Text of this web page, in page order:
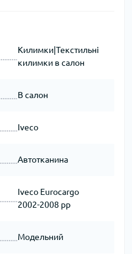
Килимки|Текстильні
килимки в салон
В салон
Iveco
Автотканина
Iveco Eurocargo
2002-2008 рр
Модельний